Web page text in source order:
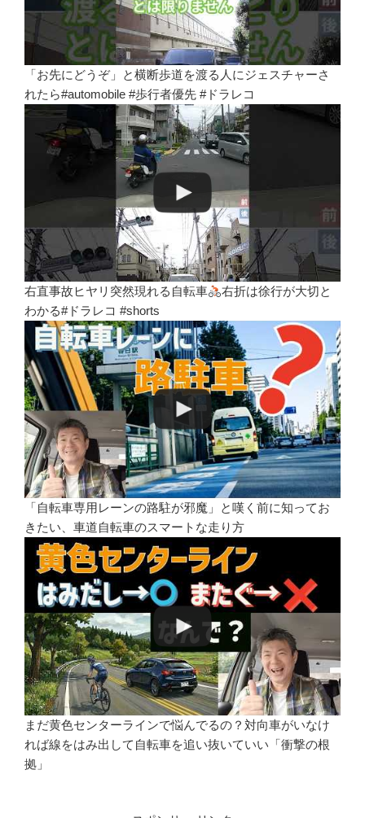
「お先にどうぞ」と横断歩道を渡る人にジェスチャーさ
れたら#automobile #歩行者優先 #ドラレコ
右直事故ヒヤリ突然現れる自転車
右折は徐行が大切と
わかる#ドラレコ #shorts
「自転車専用レーンの路駐が邪魔」と嘆く前に知ってお
きたい、車道自転車のスマートな走り方
まだ黄色センターラインで悩んでるの？対向車がいなけ
れば線をはみ出して自転車を追い抜いていい「衝撃の根
拠」